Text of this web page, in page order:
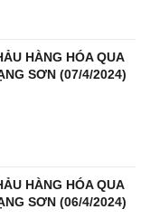
HÀNG HÓA QUA
SƠN (07/4/2024)
HÀNG HÓA QUA
SƠN (06/4/2024)